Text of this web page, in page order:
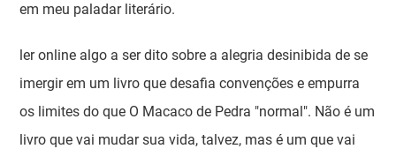
em meu paladar literário.
ler online algo a ser dito sobre a alegria desinibida de se
imergir em um livro que desafia convenções e empurra
os limites do que O Macaco de Pedra "normal". Não é um
livro que vai mudar sua vida, talvez, mas é um que vai